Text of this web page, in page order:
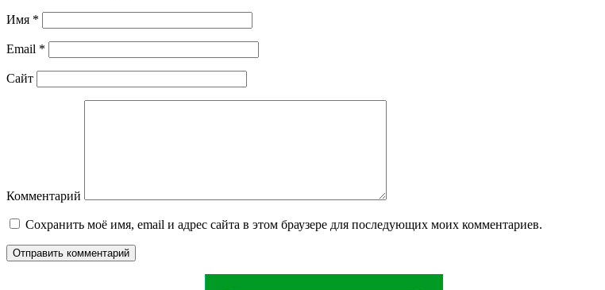
Имя *
Email *
Сайт
Комментарий
Сохранить моё имя, email и адрес сайта в этом браузере для последующих моих комментариев.